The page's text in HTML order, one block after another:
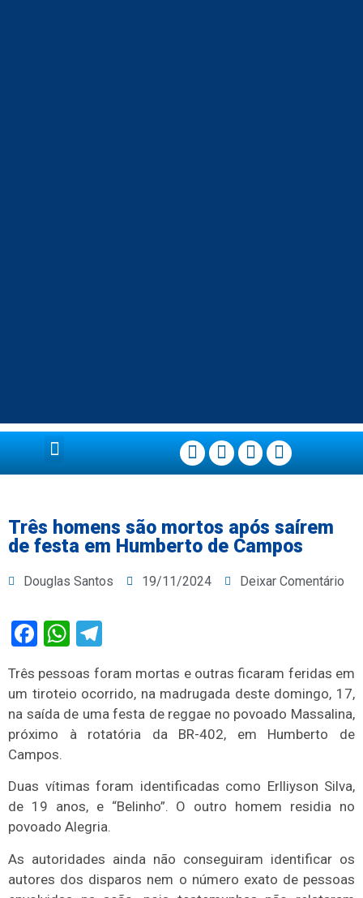
Três homens são mortos após saírem
de festa em Humberto de Campos
Douglas Santos 19/11/2024 Deixar Comentário
Facebook
WhatsApp
Três pessoas foram mortas e outras ficaram feridas em
um tiroteio ocorrido, na madrugada deste domingo, 17,
na saída de uma festa de reggae no povoado Massalina,
próximo à rotatória da BR-402, em Humberto de
Campos.
Duas vítimas foram identificadas como Erlliyson Silva,
de 19 anos, e “Belinho”. O outro homem residia no
povoado Alegria.
As autoridades ainda não conseguiram identificar os
autores dos disparos nem o número exato de pessoas